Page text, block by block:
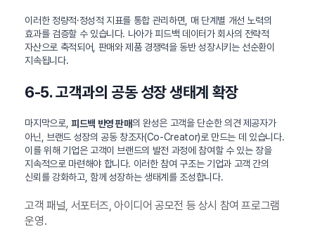
이러한 정량적·정성적 지표를 통합 관리하면, 매 단계별 개선 노력의
효과를 검증할 수 있습니다. 나아가 피드백 데이터가 회사의 전략적
자산으로 축적되어, 판매와 제품 경쟁력을 동반 성장시키는 선순환이
지속됩니다.
6-5. 고객과의 공동 성장 생태계 확장
마지막으로, 피드백 반영 판매의 완성은 고객을 단순한 의견 제공자가
아닌, 브랜드 성장의 공동 창조자(Co-Creator)로 만드는 데 있습니다.
이를 위해 기업은 고객이 브랜드의 발전 과정에 참여할 수 있는 장을
지속적으로 마련해야 합니다. 이러한 참여 구조는 기업과 고객 간의
신뢰를 강화하고, 함께 성장하는 생태계를 조성합니다.
고객 패널, 서포터즈, 아이디어 공모전 등 상시 참여 프로그램
운영.